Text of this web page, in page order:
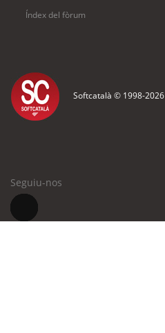
Índex del fòrum
Softcatalà © 1998-2026
Seguiu-nos